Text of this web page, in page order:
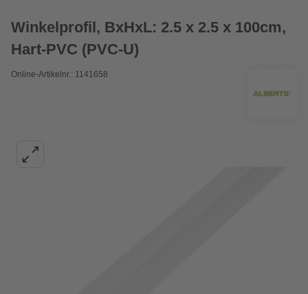
Winkelprofil, BxHxL: 2.5 x 2.5 x 100cm,
Hart-PVC (PVC-U)
Online-Artikelnr.: 1141658